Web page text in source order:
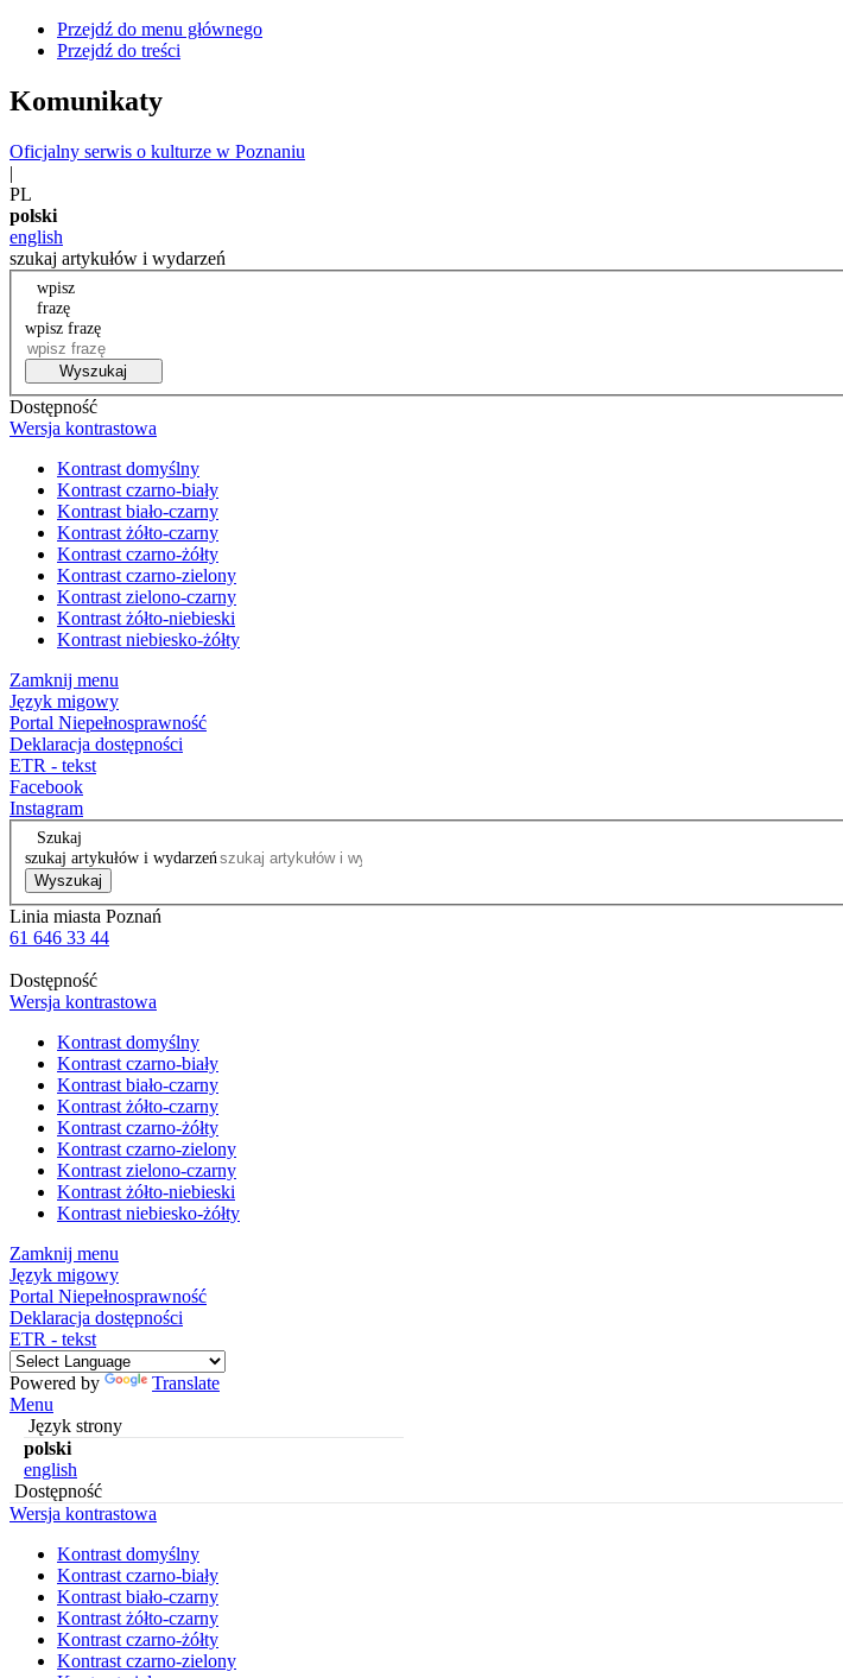
Przejdź do menu głównego
Przejdź do treści
Komunikaty
Oficjalny serwis o kulturze w Poznaniu
|
PL
polski
english
szukaj artykułów i wydarzeń
wpisz
frazę
wpisz frazę
Wyszukaj
Dostępność
Wersja kontrastowa
Kontrast domyślny
Kontrast czarno-biały
Kontrast biało-czarny
Kontrast żółto-czarny
Kontrast czarno-żółty
Kontrast czarno-zielony
Kontrast zielono-czarny
Kontrast żółto-niebieski
Kontrast niebiesko-żółty
Zamknij menu
Język migowy
Portal Niepełnosprawność
Deklaracja dostępności
ETR - tekst
Facebook
Instagram
Szukaj
szukaj artykułów i wydarzeń
Wyszukaj
Linia miasta Poznań
61 646 33 44
Dostępność
Wersja kontrastowa
Kontrast domyślny
Kontrast czarno-biały
Kontrast biało-czarny
Kontrast żółto-czarny
Kontrast czarno-żółty
Kontrast czarno-zielony
Kontrast zielono-czarny
Kontrast żółto-niebieski
Kontrast niebiesko-żółty
Zamknij menu
Język migowy
Portal Niepełnosprawność
Deklaracja dostępności
ETR - tekst
Powered by
Translate
Menu
Język strony
polski
english
Dostępność
Wersja kontrastowa
Kontrast domyślny
Kontrast czarno-biały
Kontrast biało-czarny
Kontrast żółto-czarny
Kontrast czarno-żółty
Kontrast czarno-zielony